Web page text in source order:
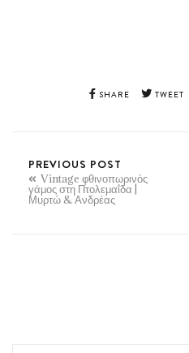
SHARE TWEET
PREVIOUS POST
Vintage φθινοπωρινός
γάμος στη Πτολεμαΐδα |
Μυρτώ & Ανδρέας